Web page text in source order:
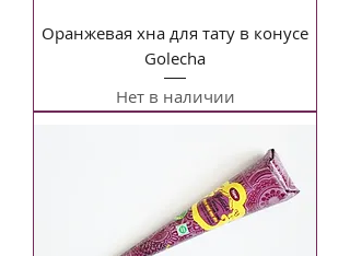
Оранжевая хна для тату в конусе
Golecha
Нет в наличии